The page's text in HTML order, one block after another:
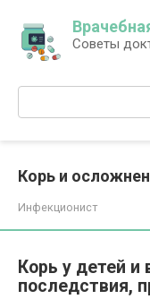
контенту
Советы
Поиск:
Корь и
Инфекционист
Корь у детей
последствия,